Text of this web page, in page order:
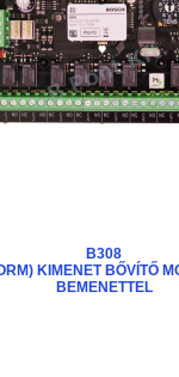
B308
KIMENET BŐVÍTŐ
BEMENETTEL